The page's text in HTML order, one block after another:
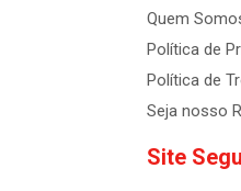
Quem
Política de
Política de
Seja nosso
Site